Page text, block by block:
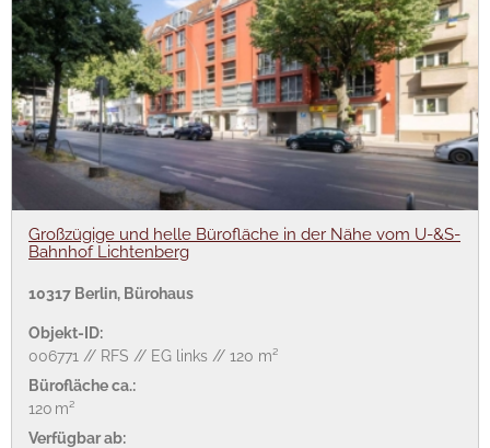
Großzügige und helle Bürofläche in der Nähe vom U-&S-
Bahnhof Lichtenberg
10317 Berlin, Bürohaus
Objekt-ID:
006771 // RFS // EG links // 120 m²
Bürofläche ca.:
120 m²
Verfügbar ab: